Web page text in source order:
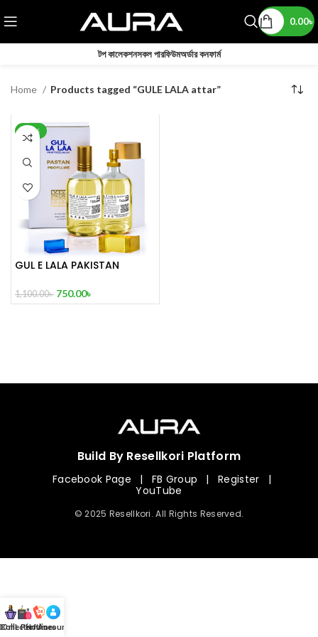
0.00৳
টপ কালেকশনসকল পারফিউমঅর্ডার কনফার্ম
Home Products tagged “GULE LALA attar”
-32%
GUL E LALA PAKISTAN
1,100.00৳ 750.00৳
Build By Resellkori Platform
Facebook Page | FB Group | Register
|
YouTube
© 2025 Resellkori. All Rights Reserved.
mL Perfumes
Hotline
Account